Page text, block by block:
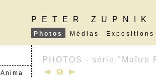
PETER ZUPNIK
Photos Médias Expositions
Anima
PHOTOS - série "Maître